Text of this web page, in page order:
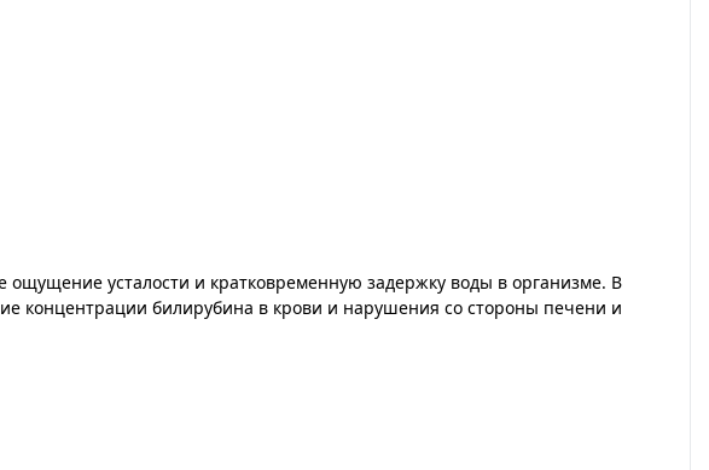
усталости и кратковременную задержку воды в организме. В
концентрации билирубина в крови и нарушения со стороны печени и